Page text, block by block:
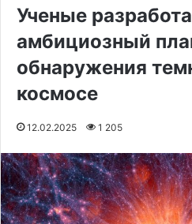
Ученые
амбициозный
обнаружения
космосе
12.02.2025 1 205